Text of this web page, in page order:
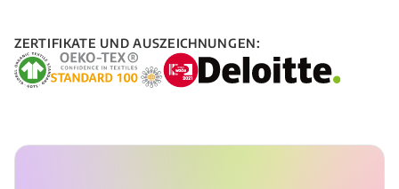
ZERTIFIKATE UND AUSZEICHNUNGEN: